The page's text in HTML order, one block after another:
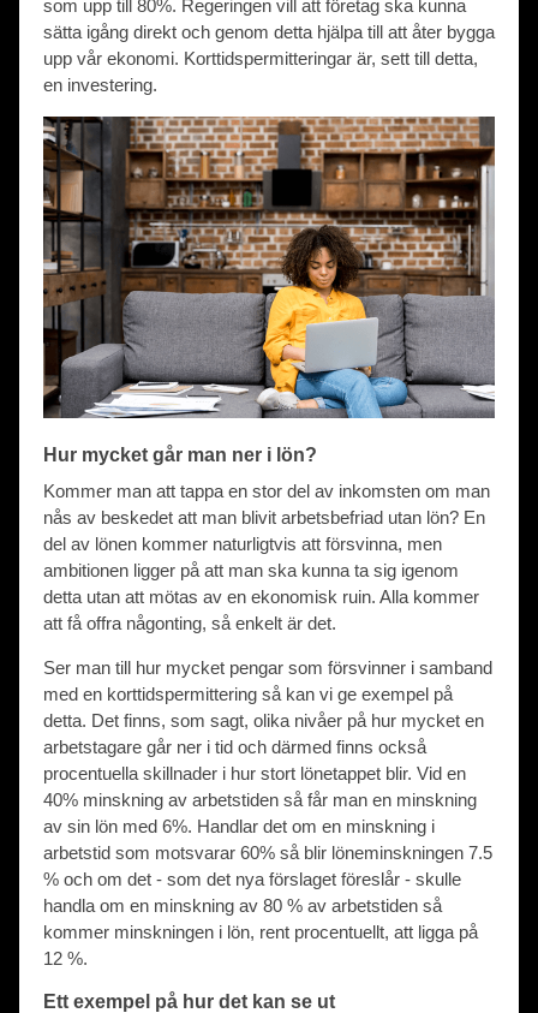
som upp till 80%. Regeringen vill att företag ska kunna
sätta igång direkt och genom detta hjälpa till att åter bygga
upp vår ekonomi. Korttidspermitteringar är, sett till detta,
en investering.
Hur mycket går man ner i lön?
Kommer man att tappa en stor del av inkomsten om man
nås av beskedet att man blivit arbetsbefriad utan lön? En
del av lönen kommer naturligtvis att försvinna, men
ambitionen ligger på att man ska kunna ta sig igenom
detta utan att mötas av en ekonomisk ruin. Alla kommer
att få offra någonting, så enkelt är det.
Ser man till hur mycket pengar som försvinner i samband
med en korttidspermittering så kan vi ge exempel på
detta. Det finns, som sagt, olika nivåer på hur mycket en
arbetstagare går ner i tid och därmed finns också
procentuella skillnader i hur stort lönetappet blir. Vid en
40% minskning av arbetstiden så får man en minskning
av sin lön med 6%. Handlar det om en minskning i
arbetstid som motsvarar 60% så blir löneminskningen 7.5
% och om det - som det nya förslaget föreslår - skulle
handla om en minskning av 80 % av arbetstiden så
kommer minskningen i lön, rent procentuellt, att ligga på
12 %.
Ett exempel på hur det kan se ut